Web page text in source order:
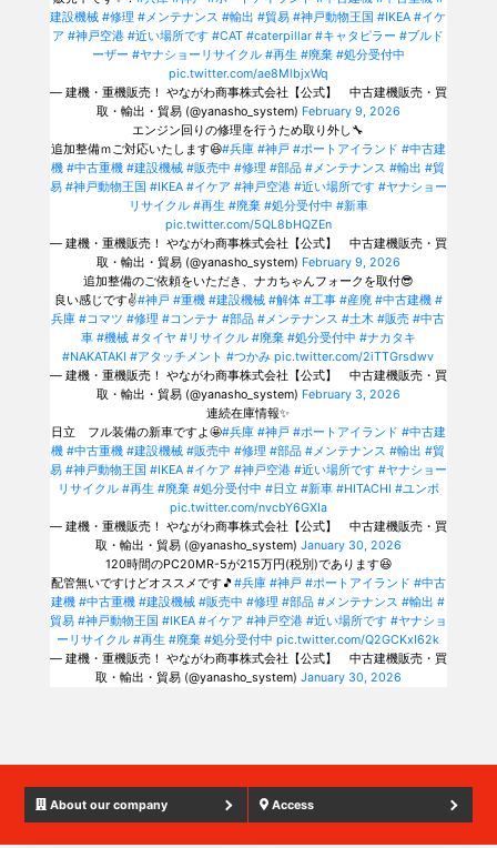
建設機械 #修理 #メンテナンス #輸出 #貿易 #神戸動物王国 #IKEA #イケ
ア #神戸空港 #近い場所です #CAT #caterpillar #キャタピラー #ブルド
ーザー #ヤナショーリサイクル #再生 #廃棄 #処分受付中
pic.twitter.com/ae8MlbjxWq
— 建機・重機販売！ やながわ商事株式会社【公式】 中古建機販売・買
取・輸出・貿易 (@yanasho_system) February 9, 2026
エンジン回りの修理を行うため取り外し🔧
追加整備ｍご対応いたします😆#兵庫 #神戸 #ポートアイランド #中古建
機 #中古重機 #建設機械 #販売中 #修理 #部品 #メンテナンス #輸出 #貿
易 #神戸動物王国 #IKEA #イケア #神戸空港 #近い場所です #ヤナショー
リサイクル #再生 #廃棄 #処分受付中 #新車
pic.twitter.com/5QL8bHQZEn
— 建機・重機販売！ やながわ商事株式会社【公式】 中古建機販売・買
取・輸出・貿易 (@yanasho_system) February 9, 2026
追加整備のご依頼をいただき、ナカちゃんフォークを取付😎
良い感じです✌️#神戸 #重機 #建設機械 #解体 #工事 #産廃 #中古建機 #
兵庫 #コマツ #修理 #コンテナ #部品 #メンテナンス #土木 #販売 #中古
車 #機械 #タイヤ #リサイクル #廃棄 #処分受付中 #ナカタキ
#NAKATAKI #アタッチメント #つかみ pic.twitter.com/2iTTGrsdwv
— 建機・重機販売！ やながわ商事株式会社【公式】 中古建機販売・買
取・輸出・貿易 (@yanasho_system) February 3, 2026
連続在庫情報✨
日立 フル装備の新車ですよ🤩#兵庫 #神戸 #ポートアイランド #中古建
機 #中古重機 #建設機械 #販売中 #修理 #部品 #メンテナンス #輸出 #貿
易 #神戸動物王国 #IKEA #イケア #神戸空港 #近い場所です #ヤナショー
リサイクル #再生 #廃棄 #処分受付中 #日立 #新車 #HITACHI #ユンボ
pic.twitter.com/nvcbY6GXIa
— 建機・重機販売！ やながわ商事株式会社【公式】 中古建機販売・買
取・輸出・貿易 (@yanasho_system) January 30, 2026
120時間のPC20MR-5が215万円(税別)であります😆
配管無いですけどオススメです🎵 #兵庫 #神戸 #ポートアイランド #中古
建機 #中古重機 #建設機械 #販売中 #修理 #部品 #メンテナンス #輸出 #
貿易 #神戸動物王国 #IKEA #イケア #神戸空港 #近い場所です #ヤナショ
ーリサイクル #再生 #廃棄 #処分受付中 pic.twitter.com/Q2GCKxI62k
— 建機・重機販売！ やながわ商事株式会社【公式】 中古建機販売・買
取・輸出・貿易 (@yanasho_system) January 30, 2026
About our company Access